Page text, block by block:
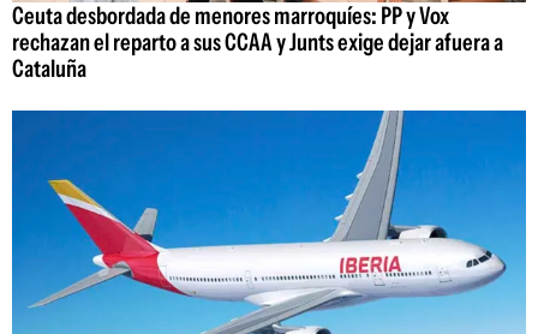
Ceuta desbordada de menores marroquíes: PP y Vox
rechazan el reparto a sus CCAA y Junts exige dejar afuera a
Cataluña